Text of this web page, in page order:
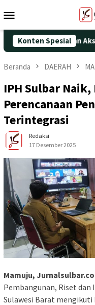
ke
Mobile
Konten Spesial
25 dengan Aksi Nyata
Beranda DAERAH
IPH Sulbar
Perencanaan
Terintegrasi
Redaksi
17 Desember 2025
Mamuju,
Pembangunan, Riset dan
Sulawesi Barat